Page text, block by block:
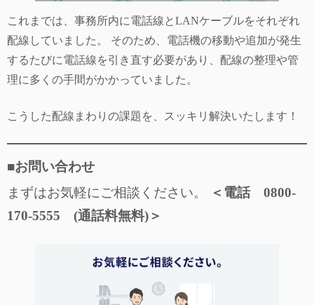
これまでは、事務所内に電話線とLANケーブルをそれぞれ
配線していました。 そのため、電話機の移動や追加が発生
するたびに電話線を引き直す必要があり、配線の整理や管
理に多くの手間がかかっていました。
こうした配線まわりの課題を、スッキリ解決いたします！
■お問い合わせ
まずはお気軽にご相談ください。
＜電話 0800-
170-5555 (通話料無料)＞